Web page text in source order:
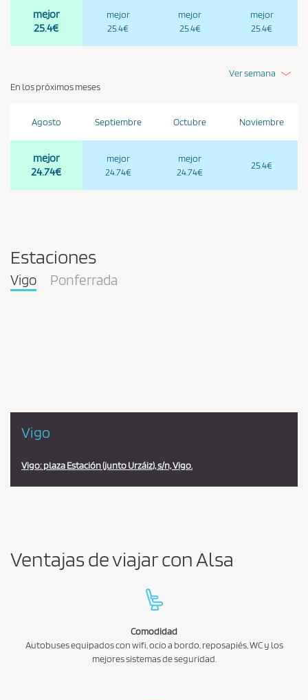
mejor
25.4€
mejor
25.4€
mejor
25.4€
mejor
25.4€
Ver semana
En los próximos meses
Agosto
mejor
24.74€
Septiembre
mejor
24.74€
Octubre
mejor
24.74€
Noviembre
25.4€
Estaciones
Vigo Ponferrada
Vigo
Vigo: plaza Estación (junto Urzáiz), s/n, Vigo.
Ventajas de viajar con Alsa
Comodidad
Autobuses equipados con wifi, ocio a bordo, reposapiés, WC y los
mejores sistemas de seguridad.